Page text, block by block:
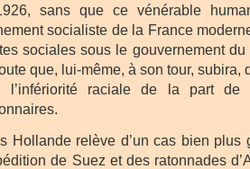
sans que ce vénérable
socialiste de la France
sociales sous le gouvernement
que, lui-même, à son tour, subira,
l’infériorité raciale de la part de
Hollande relève d’un cas bien plus
de Suez et des ratonnades